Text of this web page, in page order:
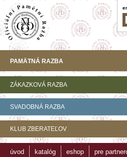
PAMÄTNÁ RAZBA
ZÁKAZKOVÁ RAZBA
SVADOBNÁ RAZBA
KLUB ZBERATEĽOV
úvod katalóg eshop pre